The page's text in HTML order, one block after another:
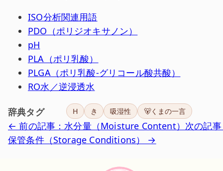
ISO分析関連用語
PDO（ポリジオキサノン）
pH
PLA（ポリ乳酸）
PLGA（ポリ乳酸-グリコール酸共酸）
RO水／逆浸透水
辞典タグ H き 吸湿性 🐻くまの一言
← 前の記事：水分量（Moisture Content） 次の記
保管条件（Storage Conditions） →